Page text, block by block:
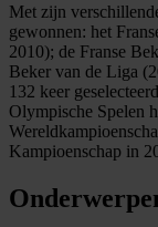
Met zijn
gewonnen: het
2010); de Franse
Beker van de Liga
132 keer
Olympische Spelen
Kampioenschap in